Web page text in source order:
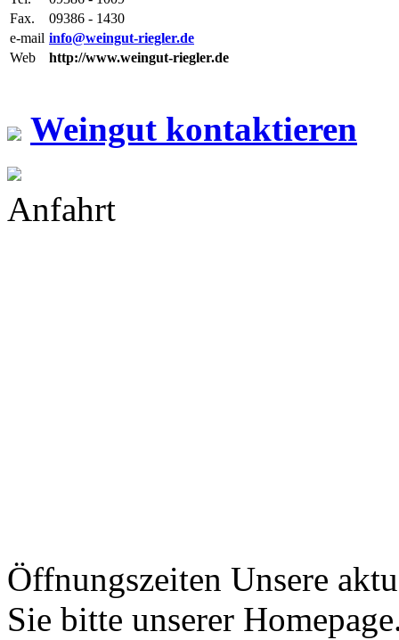
Fax.
09386 - 1430
e-mail info@weingut-riegler.de
Web
http://www.weingut-riegler.de
Weingut kontaktieren
Anfahrt
Öffnungszeiten Unsere
Sie bitte unserer